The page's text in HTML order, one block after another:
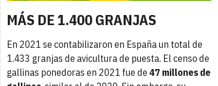
MÁS DE 1.400 GRANJAS
En 2021 se contabilizaron en España un total de
1.433 granjas de avicultura de puesta. El censo de
gallinas ponedoras en 2021 fue de47 millones de